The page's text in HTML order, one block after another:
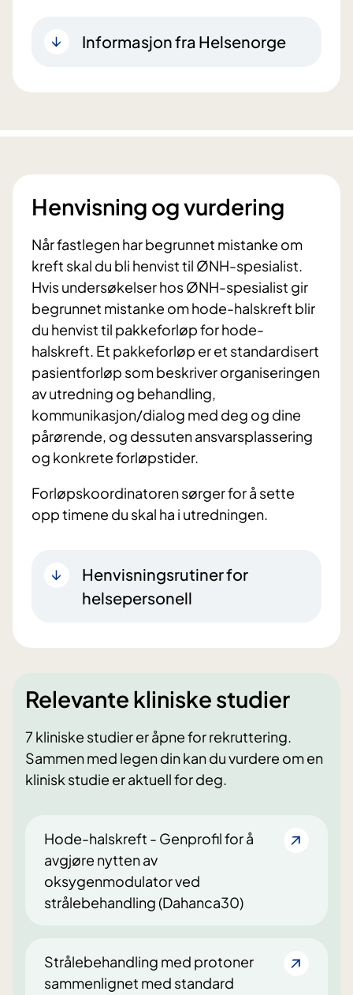
Informasjon fra Helsenorge
Henvisning og vurdering
Når fastlegen har begrunnet mistanke om
kreft skal du bli henvist til ØNH-spesialist.
Hvis undersøkelser hos ØNH-spesialist gir
begrunnet mistanke om hode-halskreft blir
du henvist til pakkeforløp for hode-
halskreft. Et pakkeforløp er et standardisert
pasientforløp som beskriver organiseringen
av utredning og behandling,
kommunikasjon/dialog med deg og dine
pårørende, og dessuten ansvarsplassering
og konkrete forløpstider.
Forløpskoordinatoren sørger for å sette
opp timene du skal ha i utredningen.
Henvisningsrutiner for
helsepersonell
Relevante kliniske studier
7 kliniske studier er åpne for rekruttering.
Sammen med legen din kan du vurdere om en
klinisk studie er aktuell for deg.
Hode-halskreft - Genprofil for å
avgjøre nytten av
oksygenmodulator ved
strålebehandling (Dahanca30)
Strålebehandling med protoner
sammenlignet med standard